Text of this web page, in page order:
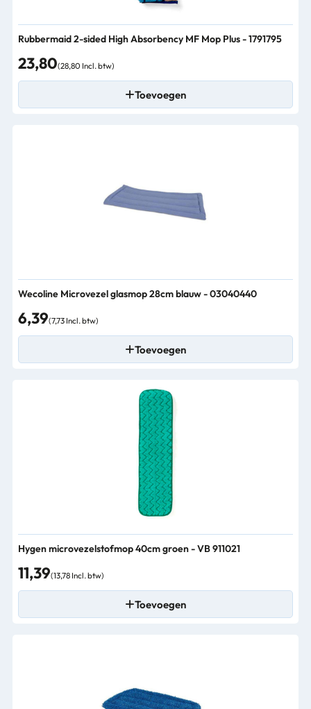
Rubbermaid 2-sided High Absorbency MF Mop Plus - 1791795
23,80(28,80 Incl. btw)
Toevoegen
Wecoline Microvezel glasmop 28cm blauw - 03040440
6,39(7,73 Incl. btw)
Toevoegen
Hygen microvezelstofmop 40cm groen - VB 911021
11,39(13,78 Incl. btw)
Toevoegen